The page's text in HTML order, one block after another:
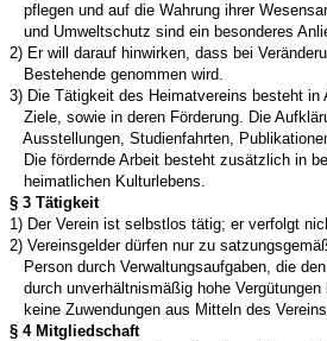
pflegen und auf die Wahrung ihrer
und Umweltschutz sind ein besonderes
2) Er will darauf hinwirken, dass bei
Bestehende genommen wird.
3) Die Tätigkeit des Heimatvereins besteht
Ziele, sowie in deren Förderung. Die
Ausstellungen, Studienfahrten,
Die fördernde Arbeit besteht zusätzlich in
heimatlichen Kulturlebens.
§ 3 Tätigkeit
1) Der Verein ist selbstlos tätig; er verfolgt
2) Vereinsgelder dürfen nur zu
Person durch Verwaltungsaufgaben, die
durch unverhältnismäßig hohe
keine Zuwendungen aus Mitteln des Vereins.
§ 4 Mitgliedschaft